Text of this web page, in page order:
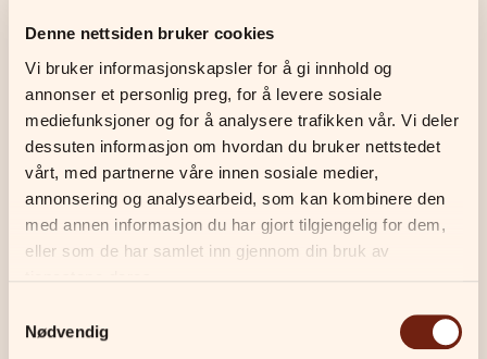
Denne nettsiden bruker cookies
Vi bruker informasjonskapsler for å gi innhold og
annonser et personlig preg, for å levere sosiale
mediefunksjoner og for å analysere trafikken vår. Vi deler
dessuten informasjon om hvordan du bruker nettstedet
vårt, med partnerne våre innen sosiale medier,
annonsering og analysearbeid, som kan kombinere den
med annen informasjon du har gjort tilgjengelig for dem,
eller som de har samlet inn gjennom din bruk av
Nødvendig
Trine Røykaas
Instruktør
Trine konkurrerer aktivt med sine border collier
i lydighet, rally og gjeting. Bringer engasjement,
presisjon og glede til kursplassen — uansett
nivå.
Instruktørutdannelse ved Oslo hundeskole